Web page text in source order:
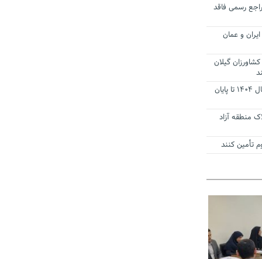
رسمی فاقد
و عمان
گیلان
تمدید مهلت اظهارنامه‌های مالیاتی سال ۱۴۰۴ تا پایان
منطقه آزاد
تأمین کنند